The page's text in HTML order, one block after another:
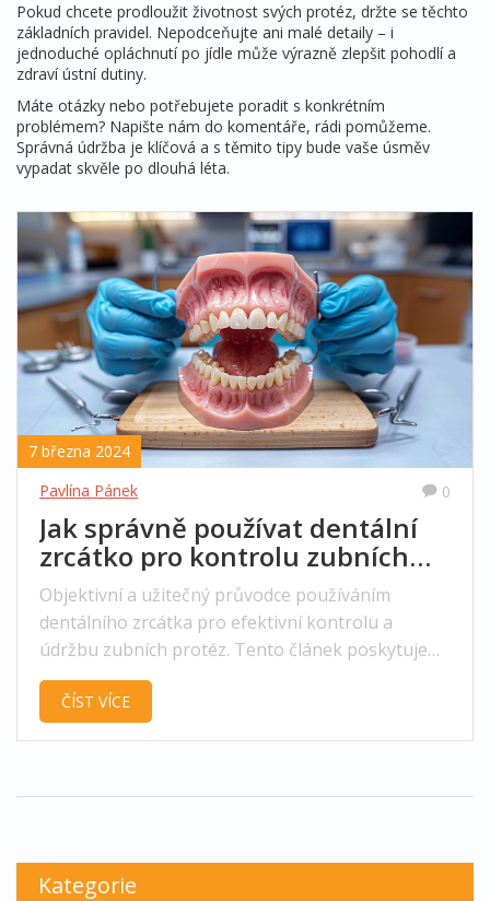
Pokud chcete prodloužit životnost svých protéz, držte se těchto
základních pravidel. Nepodceňujte ani malé detaily – i
jednoduché opláchnutí po jídle může výrazně zlepšit pohodlí a
zdraví ústní dutiny.
Máte otázky nebo potřebujete poradit s konkrétním
problémem? Napište nám do komentáře, rádi pomůžeme.
Správná údržba je klíčová a s těmito tipy bude vaše úsměv
vypadat skvěle po dlouhá léta.
7 března 2024
Pavlína Pánek
0
Jak správně používat dentální
zrcátko pro kontrolu zubních
protéz
Objektivní a užitečný průvodce používáním
dentálního zrcátka pro efektivní kontrolu a
údržbu zubních protéz. Tento článek poskytuje
návody krok za krokem, zajímavá fakta a tipy k
zajištění optimální péče o zubní protézy. Zahrnuje
ČÍST VÍCE
Kategorie